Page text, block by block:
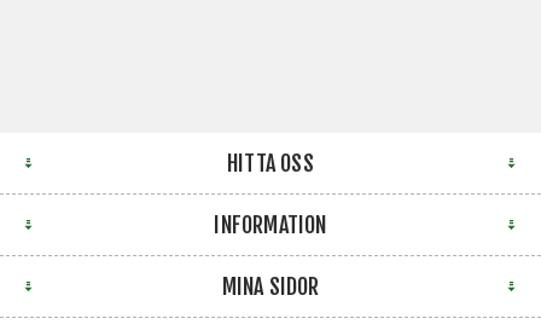
HITTA OSS
INFORMATION
MINA SIDOR